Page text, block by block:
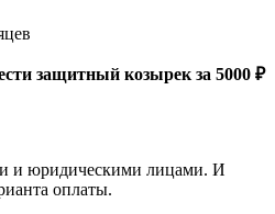
защитный козырек за 5000 ₽
и юридическими лицами. И
оплаты.